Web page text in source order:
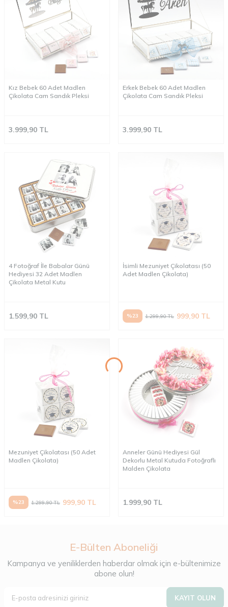
Kız Bebek 60 Adet Madlen
Çikolata Cam Sandık Pleksi
3.999,90 TL
Erkek Bebek 60 Adet Madlen
Çikolata Cam Sandık Pleksi
3.999,90 TL
4 Fotoğraf İle Babalar Günü
Hediyesi 32 Adet Madlen
Çikolata Metal Kutu
1.599,90 TL
İsimli Mezuniyet Çikolatası (50
Adet Madlen Çikolata)
%23 1.299,90TL 999,90 TL
Mezuniyet Çikolatası (50 Adet
Madlen Çikolata)
%23 1.299,90TL 999,90 TL
Anneler Günü Hediyesi Gül
Dekorlu Metal Kutuda Fotoğraflı
Malden Çikolata
1.999,90 TL
E-Bülten Aboneliği
Kampanya ve yeniliklerden haberdar olmak için e-bültenimize
abone olun!
KAYIT OLUN